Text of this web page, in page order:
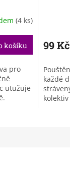
(4 ks)
košíku
pro
utužuje
99 Kč
každé